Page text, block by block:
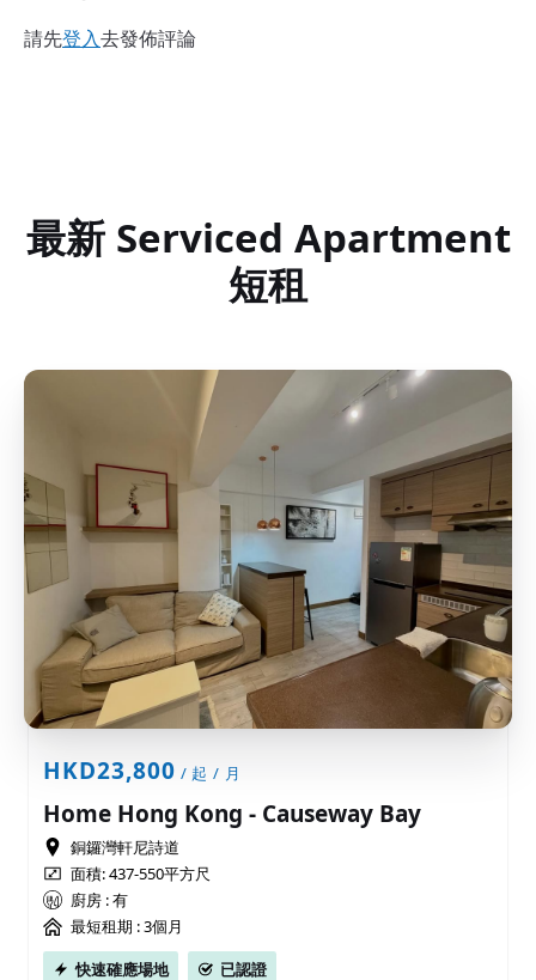
請先登入去發佈評論
最新 Serviced Apartment
短租
HKD23,800 / 起 / 月
Home Hong Kong - Causeway Bay
銅鑼灣軒尼詩道
面積: 437-550平方尺
廚房 : 有
最短租期 :3個月
快速確應場地
已認證